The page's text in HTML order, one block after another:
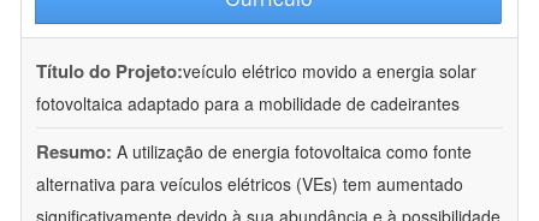
Título do Projeto:veículo elétrico movido a energia solar
fotovoltaica adaptado para a mobilidade de cadeirantes
Resumo: A utilização de energia fotovoltaica como fonte
alternativa para veículos elétricos (VEs) tem aumentado